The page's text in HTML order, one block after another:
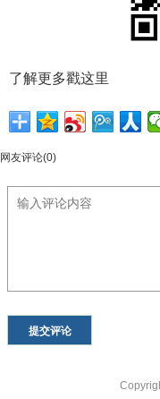
了解更多戳这里
网友评论(0)